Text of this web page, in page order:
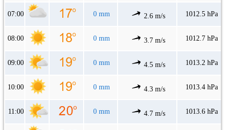
07:00 0 mm 2.6 m/s 1012.5 hPa
08:00 0 mm 3.7 m/s 1012.7 hPa
09:00 0 mm 4.5 m/s 1013.2 hPa
10:00 0 mm 4.3 m/s 1013.4 hPa
11:00 0 mm 4.7 m/s 1013.6 hPa